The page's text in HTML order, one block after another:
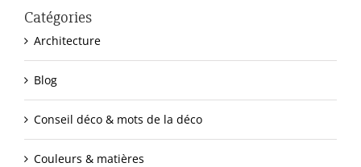
Catégories
Architecture
Blog
Conseil déco & mots de la déco
Couleurs & matières